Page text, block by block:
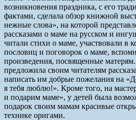
возникновения праздника, с его
фактами, сделала обзор книжной
нежные слова», на которой
рассказами о маме на русском и
читали стихи о маме, участвовали в
пословиц и поговорок о маме,
произведения, посвященные
предложила своим читателям
написать им добрые пожелания на
я тебя люблю!». Кроме того, на
и подарим маме», у детей была
подарок своим мамам красивые
технике оригами.